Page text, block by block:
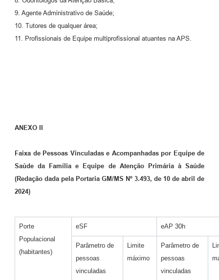
9. Agente Administrativo de Saúde;
10. Tutores de qualquer área;
11. Profissionais de Equipe multiprofissional atuantes na APS.
ANEXO II
Faixa de Pessoas Vinculadas e Acompanhadas por Equipe de
Saúde da Família e Equipe de Atenção Primária à Saúde
(Redação dada pela Portaria GM/MS Nº 3.493, de 10 de abril de
2024)
Porte
Populacional
(habitantes)
eSF eAP 30h
Parâmetro de
pessoas
vinculadas
Limite
máximo
Parâmetro de
pessoas
vinculadas